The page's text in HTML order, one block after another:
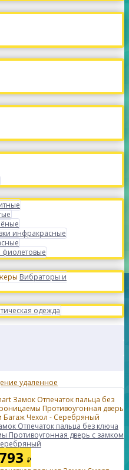
инфракрасные
фиолетовые
Вибраторы и
одежда
Отпечаток пальца без ключа
Противоугонная дверь с замком
₽